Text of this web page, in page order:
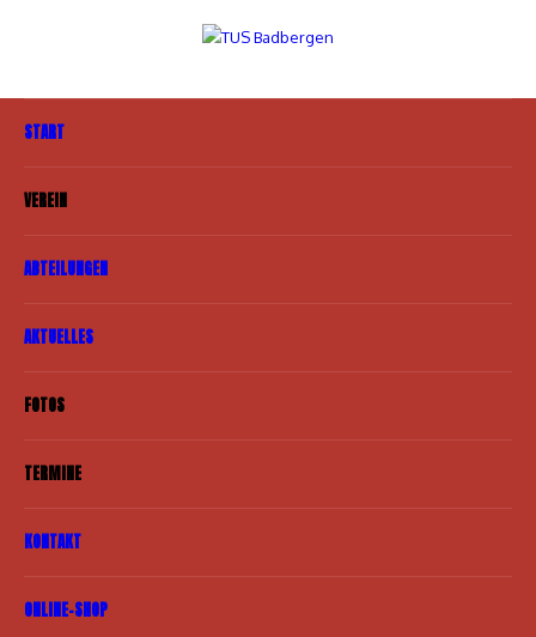
START
VEREIN
ABTEILUNGEN
AKTUELLES
FOTOS
TERMINE
KONTAKT
ONLINE-SHOP